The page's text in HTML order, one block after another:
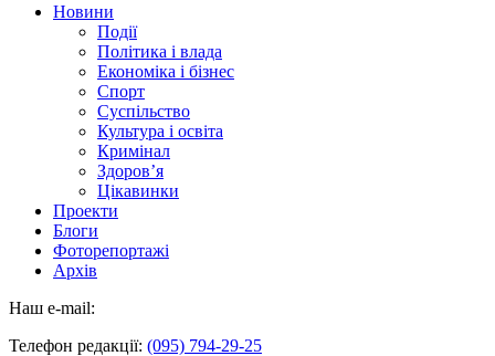
Новини
Події
Політика і влада
Економіка і бізнес
Спорт
Суспільство
Культура і освіта
Кримінал
Здоров’я
Цікавинки
Проекти
Блоги
Фоторепортажі
Архів
Наш e-mail:
Телефон редакції: (095) 794-29-25